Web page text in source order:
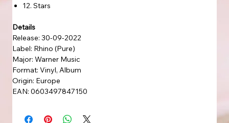
12. Stars
Details
Release: 30-09-2022
Label: Rhino (Pure)
Major: Warner Music
Format: Vinyl, Album
Origin: Europe
EAN: 0603497847150